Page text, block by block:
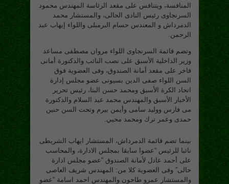
المنافسة، ويتنافس على مقعد الرئاسة المهندس محمود
السرنجاوى رئيس النادى الحالى، والمستشار محمد
الدمرداش و المعندس حسام البرمبلى واللواء إيهاب عبد
الرحمن.
وتضم قائمة السرنجاوى اللواء مروان مصطفى مساعد
وزير الداخلية الأسبق على نصب النائب والدكتورة أمانى
فاخر على مقعد أمانة الصندوق، وفى العضوية فوق
السن اللواء صفى الدين بسيونى عضو مجلس إدارة
اتحاد الكرة الأسبق ومحمد حسن البنا، رئيس تحرير
الأخبار الأسبق والمهندس محمد عبد السلام والدكتورة
مى فارس ووليد سامى وأيمن بيرم وتحت السن حنين
حمدى وعمر ترك ومحمد محيي.
بينما تضم قائمة الدمرداش، المستشار ايهاب الشريطى
نائبا للرئيس “عضوا سابقا بمجلس الادارة، والمحاسب
على أحمد عادل لأمانة الصندوق “عضو مجلس ادارة
حالى” وفى العضوية كلا من: المهندس شريف العاصى
والمستشار عمرو طاحون والمهندس احمد اسامة “عضو